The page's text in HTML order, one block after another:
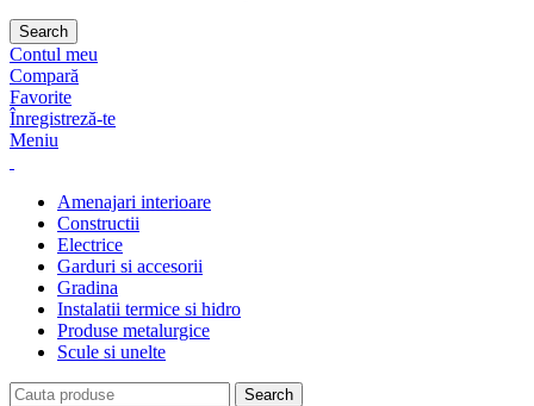
Search
Contul meu
Compară
Favorite
Înregistreză-te
Meniu
Amenajari interioare
Constructii
Electrice
Garduri si accesorii
Gradina
Instalatii termice si hidro
Produse metalurgice
Scule si unelte
Search